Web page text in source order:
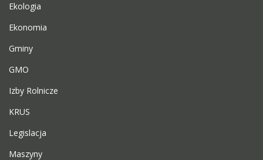
Ekologia
Ekonomia
Gminy
GMO
Izby Rolnicze
KRUS
Legislacja
Maszyny